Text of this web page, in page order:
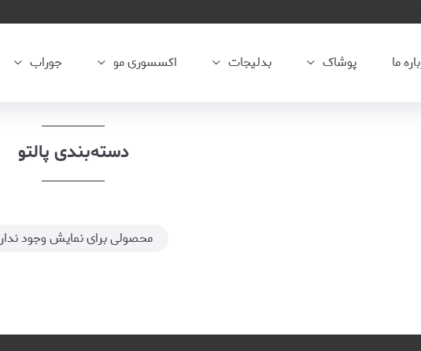
ما پوشاک بدلیجات اکسسوری مو جوراب
دسته‌بندی پالتو
محصولی برای نمایش وجود